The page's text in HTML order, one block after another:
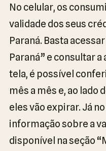
No celular, os
validade dos seus
Paraná. Basta
Paraná” e consultar a
tela, é possível
mês a mês e, ao lado
eles vão expirar. Já
informação sobre a
disponível na seção